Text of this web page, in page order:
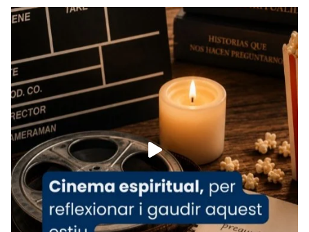
Recupera l'entrevista comp
Vatican
tican News 👇
www.vaticannews.va/es/iglesia/news/2026-
07/carmina-historia-depresion-papa-viaje-
espana-testimoni...
Foto
View on Facebook · Share
Arquebisbat de Barcelona
1 week ago
«Avui les santes Juliana i Semproniana ens